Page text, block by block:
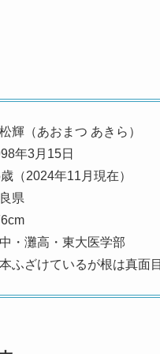
あおまつ あきら）
年3月15日
年11月現在）
県
高・東大医学部
ているが根は真面目